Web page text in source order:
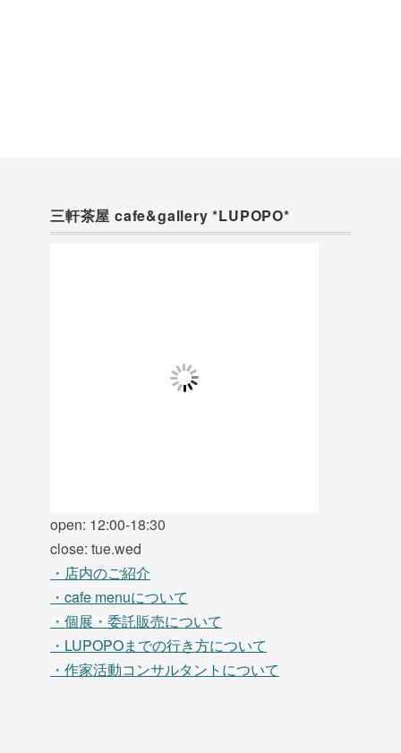
三軒茶屋 cafe&gallery *LUPOPO*
open: 12:00-18:30
close: tue.wed
・店内のご紹介
・cafe menuについて
・個展・委託販売について
・LUPOPOまでの行き方について
・作家活動コンサルタントについて